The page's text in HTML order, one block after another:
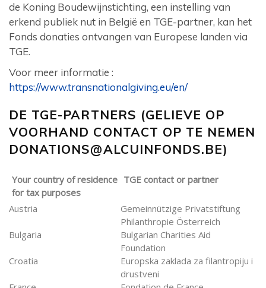
de Koning Boudewijnstichting, een instelling van
erkend publiek nut in België en TGE-partner, kan het
Fonds donaties ontvangen van Europese landen via
TGE.
Voor meer informatie :
https://www.transnationalgiving.eu/en/
DE TGE-PARTNERS (GELIEVE OP
VOORHAND CONTACT OP TE NEMEN
DONATIONS@ALCUINFONDS.BE)
Your country of residence
for tax purposes
TGE contact or partner
Austria
Gemeinnützige Privatstiftung
Philanthropie Österreich
Bulgaria
Bulgarian Charities Aid
Foundation
Croatia
Europska zaklada za filantropiju i
drustveni